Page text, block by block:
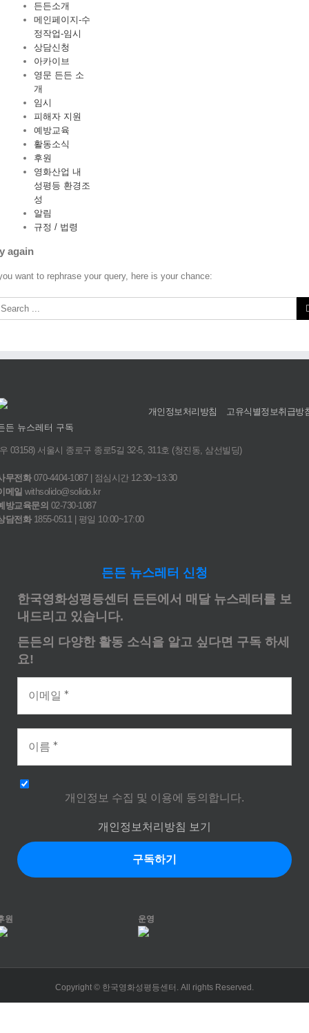
든든소개
메인페이지-수
정작업-임시
상담신청
아카이브
영문 든든 소
개
임시
피해자 지원
예방교육
활동소식
후원
영화산업 내
성평등 환경조
성
알림
규정 / 법령
again
want to rephrase your query, here is your chance:
개인정보처리방침
고유식별정보취급방
든 뉴스레터 구독
03158) 서울시 종로구 종로5길 32-5, 311호 (청진동, 삼선빌딩)
무전화070-4404-1087 | 점심시간 12:30~13:30
메일 withsolido@solido.kr
방교육문의 02-730-1087
담전화1855-0511 | 평일 10:00~17:00
든든 뉴스레터 신청
한국영화성평등센터 든든에서 매달 뉴스레터를 보
내드리고 있습니다.
든든의 다양한 활동 소식을 알고 싶다면 구독 하세
요!
개인정보 수집 및 이용에 동의합니다.
개인정보처리방침 보기
운영
원
Copyright © 한국영화성평등센터. All rights Reserved.